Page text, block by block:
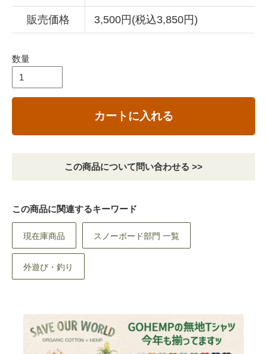
販売価格 3,500円(税込3,850円)
数量
カートに入れる
この商品について問い合わせる >>
この商品に関連するキーワード
現在庫商品 スノーボード部門 一覧
外遊び・釣り